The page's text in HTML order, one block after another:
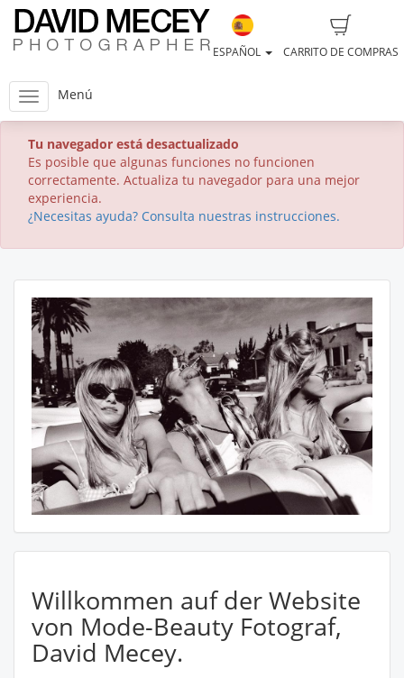
CARRITO DE COMPRAS
ESPAÑOL
Menú
Tu navegador está desactualizado
Es posible que algunas funciones no funcionen
correctamente. Actualiza tu navegador para una mejor
experiencia.
¿Necesitas ayuda? Consulta nuestras instrucciones.
Willkommen auf der Website
von Mode-Beauty Fotograf,
David Mecey.